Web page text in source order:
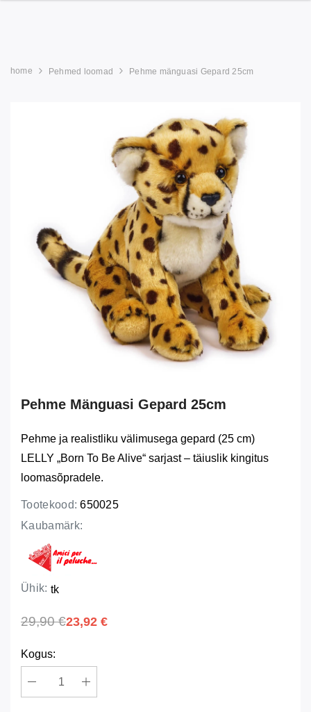
home Pehmed loomad Pehme mänguasi Gepard 25cm
Pehme Mänguasi Gepard 25cm
Pehme ja realistliku välimusega gepard (25 cm)
LELLY „Born To Be Alive“ sarjast – täiuslik kingitus
loomasõpradele.
Tootekood: 650025
Kaubamärk:
Ühik: tk
23,92 €
29,90 €
Kogus: